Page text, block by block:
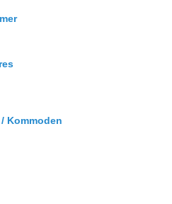
Kommoden